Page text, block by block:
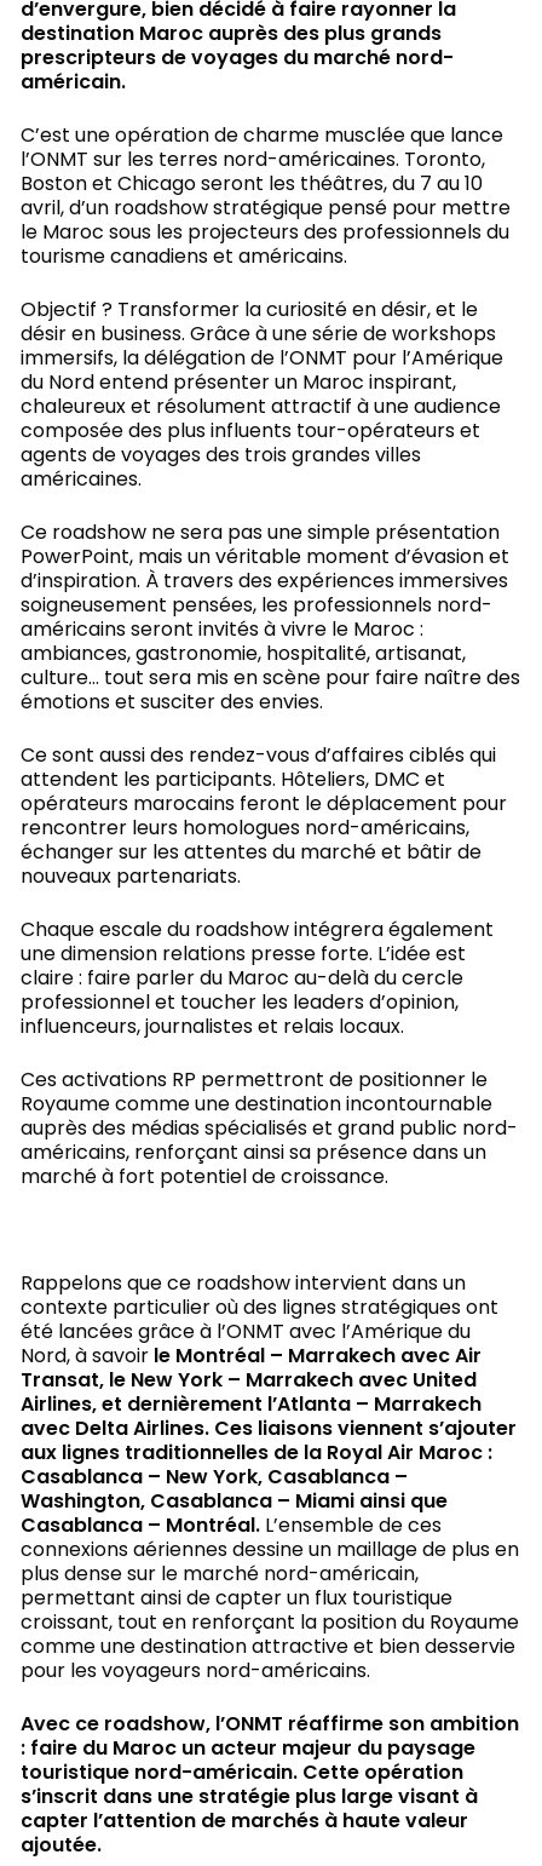
d’envergure, bien décidé à faire rayonner la
destination Maroc auprès des plus grands
prescripteurs de voyages du marché nord-
américain.
C’est une opération de charme musclée que lance
l’ONMT sur les terres nord-américaines. Toronto,
Boston et Chicago seront les théâtres, du 7 au 10
avril, d’un roadshow stratégique pensé pour mettre
le Maroc sous les projecteurs des professionnels du
tourisme canadiens et américains.
Objectif ? Transformer la curiosité en désir, et le
désir en business. Grâce à une série de workshops
immersifs, la délégation de l’ONMT pour l’Amérique
du Nord entend présenter un Maroc inspirant,
chaleureux et résolument attractif à une audience
composée des plus influents tour-opérateurs et
agents de voyages des trois grandes villes
américaines.
Ce roadshow ne sera pas une simple présentation
PowerPoint, mais un véritable moment d’évasion et
d’inspiration. À travers des expériences immersives
soigneusement pensées, les professionnels nord-
américains seront invités à vivre le Maroc :
ambiances, gastronomie, hospitalité, artisanat,
culture… tout sera mis en scène pour faire naître des
émotions et susciter des envies.
Ce sont aussi des rendez-vous d’affaires ciblés qui
attendent les participants. Hôteliers, DMC et
opérateurs marocains feront le déplacement pour
rencontrer leurs homologues nord-américains,
échanger sur les attentes du marché et bâtir de
nouveaux partenariats.
Chaque escale du roadshow intégrera également
une dimension relations presse forte. L’idée est
claire : faire parler du Maroc au-delà du cercle
professionnel et toucher les leaders d’opinion,
influenceurs, journalistes et relais locaux.
Ces activations RP permettront de positionner le
Royaume comme une destination incontournable
auprès des médias spécialisés et grand public nord-
américains, renforçant ainsi sa présence dans un
marché à fort potentiel de croissance.
Rappelons que ce roadshow intervient dans un
contexte particulier où des lignes stratégiques ont
été lancées grâce à l’ONMT avec l’Amérique du
Nord, à savoir le Montréal – Marrakech avec Air
Transat, le New York – Marrakech avec United
Airlines, et dernièrement l’Atlanta – Marrakech
avec Delta Airlines. Ces liaisons viennent s’ajouter
aux lignes traditionnelles de la Royal Air Maroc :
Casablanca – New York, Casablanca –
Washington, Casablanca – Miami ainsi que
Casablanca – Montréal. L’ensemble de ces
connexions aériennes dessine un maillage de plus en
plus dense sur le marché nord-américain,
permettant ainsi de capter un flux touristique
croissant, tout en renforçant la position du Royaume
comme une destination attractive et bien desservie
pour les voyageurs nord-américains.
Avec ce roadshow, l’ONMT réaffirme son ambition
: faire du Maroc un acteur majeur du paysage
touristique nord-américain. Cette opération
s’inscrit dans une stratégie plus large visant à
capter l’attention de marchés à haute valeur
ajoutée.